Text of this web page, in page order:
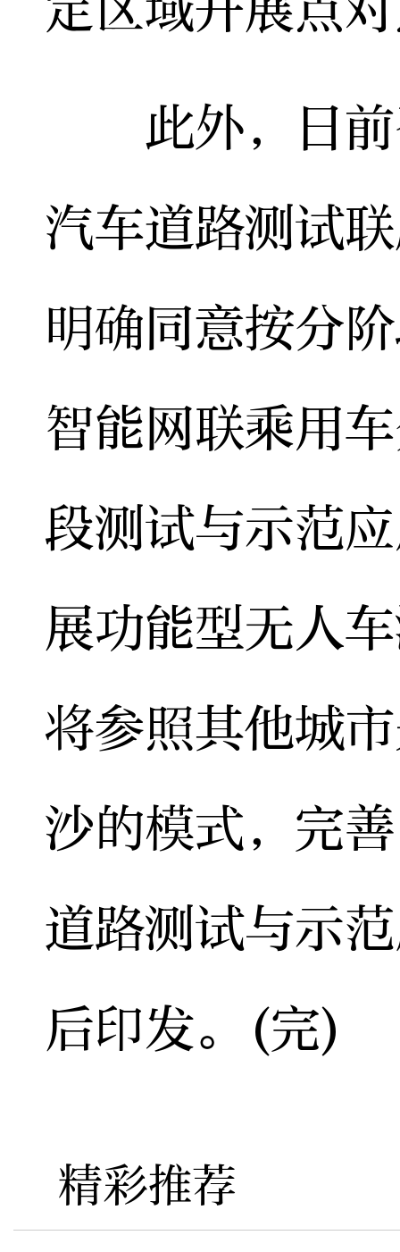
此外，日前
汽车道路测试
明确同意按分
智能网联乘用
段测试与示范
展功能型无人
将参照其他城
沙的模式，完
道路测试与示
后印发。(完)
精彩推荐